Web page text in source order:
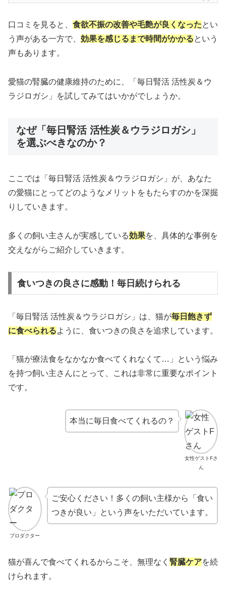
口コミを見ると、 食欲不振の改善や毛艶が良くなったとい
う声がある一方で、 効果を感じるまで時間がかかるという
声もあります。
愛猫の腎臓の健康維持のために、「毎日腎活 活性炭＆ウ
ラジロガシ」を試してみてはいかがでしょうか。
なぜ「毎日腎活 活性炭＆ウラジロガシ」
を選ぶべきなのか？
ここでは「毎日腎活 活性炭＆ウラジロガシ」が、あなた
の愛猫にとってどのようなメリットをもたらすのかを深掘
りしていきます。
多くの飼い主さんが実感している効果を、具体的な事例を
交えながらご紹介していきます。
食いつきの良さに感動！毎日続けられる
「毎日腎活 活性炭＆ウラジロガシ」は、猫が毎日飽きず
に食べられるように、食いつきの良さを追求しています。
「猫が療法食をなかなか食べてくれなくて…」という悩み
を持つ飼い主さんにとって、これは非常に重要なポイント
です。
女性ゲストFさ
ん
本当に毎日食べてくれるの？
プロダクター
ご安心ください！多くの飼い主様から「食い
つきが良い」という声をいただいています。
猫が喜んで食べてくれるからこそ、無理なく 腎臓ケアを続
けられます。